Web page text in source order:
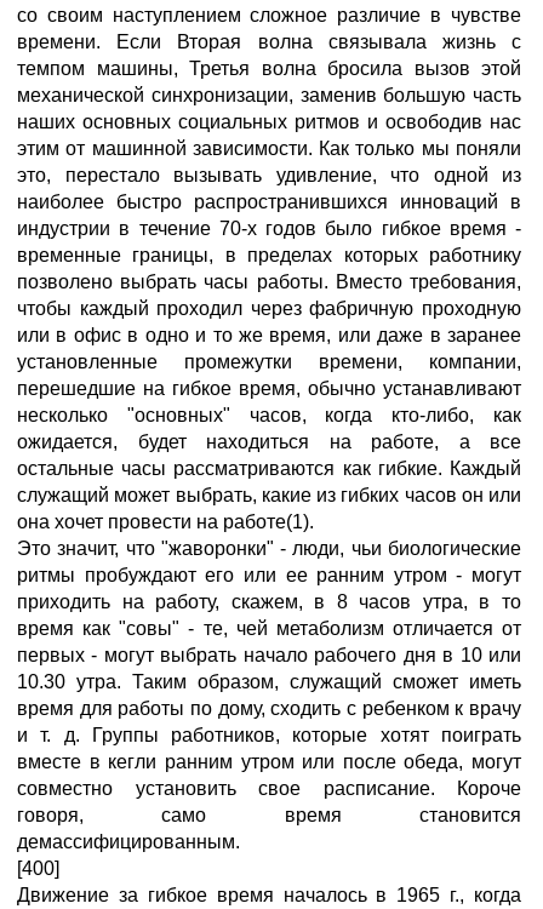
со своим наступлением сложное различие в чувстве
времени. Если Вторая волна связывала жизнь с
темпом машины, Третья волна бросила вызов этой
механической синхронизации, заменив большую часть
наших основных социальных ритмов и освободив нас
этим от машинной зависимости. Как только мы поняли
это, перестало вызывать удивление, что одной из
наиболее быстро распространившихся инноваций в
индустрии в течение 70-х годов было гибкое время -
временные границы, в пределах которых работнику
позволено выбрать часы работы. Вместо требования,
чтобы каждый проходил через фабричную проходную
или в офис в одно и то же время, или даже в заранее
установленные промежутки времени, компании,
перешедшие на гибкое время, обычно устанавливают
несколько "основных" часов, когда кто-либо, как
ожидается, будет находиться на работе, а все
остальные часы рассматриваются как гибкие. Каждый
служащий может выбрать, какие из гибких часов он или
она хочет провести на работе(1).
Это значит, что "жаворонки" - люди, чьи биологические
ритмы пробуждают его или ее ранним утром - могут
приходить на работу, скажем, в 8 часов утра, в то
время как "совы" - те, чей метаболизм отличается от
первых - могут выбрать начало рабочего дня в 10 или
10.30 утра. Таким образом, служащий сможет иметь
время для работы по дому, сходить с ребенком к врачу
и т. д. Группы работников, которые хотят поиграть
вместе в кегли ранним утром или после обеда, могут
совместно установить свое расписание. Короче
говоря, само время становится
демассифицированным.
[400]
Движение за гибкое время началось в 1965 г., когда